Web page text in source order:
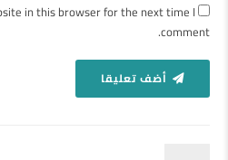
in this browser for the next time I
comment.
أضف تعليقا